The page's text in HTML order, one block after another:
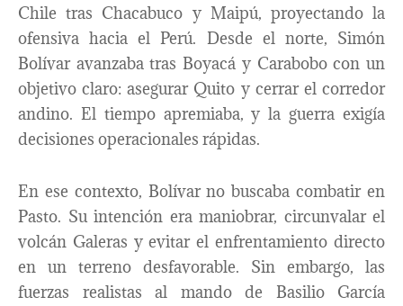
Chile tras Chacabuco y Maipú, proyectando la
ofensiva hacia el Perú. Desde el norte, Simón
Bolívar avanzaba tras Boyacá y Carabobo con un
objetivo claro: asegurar Quito y cerrar el corredor
andino. El tiempo apremiaba, y la guerra exigía
decisiones operacionales rápidas.
En ese contexto, Bolívar no buscaba combatir en
Pasto. Su intención era maniobrar, circunvalar el
volcán Galeras y evitar el enfrentamiento directo
en un terreno desfavorable. Sin embargo, las
fuerzas realistas al mando de Basilio García